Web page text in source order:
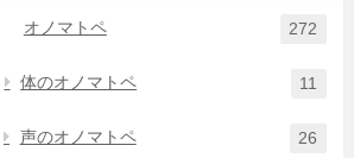
オノマトペ 272
体のオノマトペ 11
声のオノマトペ 26